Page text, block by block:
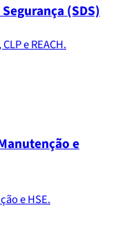
(SDS)
e REACH.
e
e HSE.